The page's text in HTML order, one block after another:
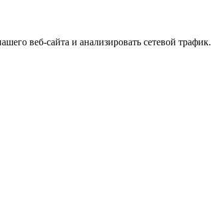
веб-сайта и анализировать сетевой трафик.